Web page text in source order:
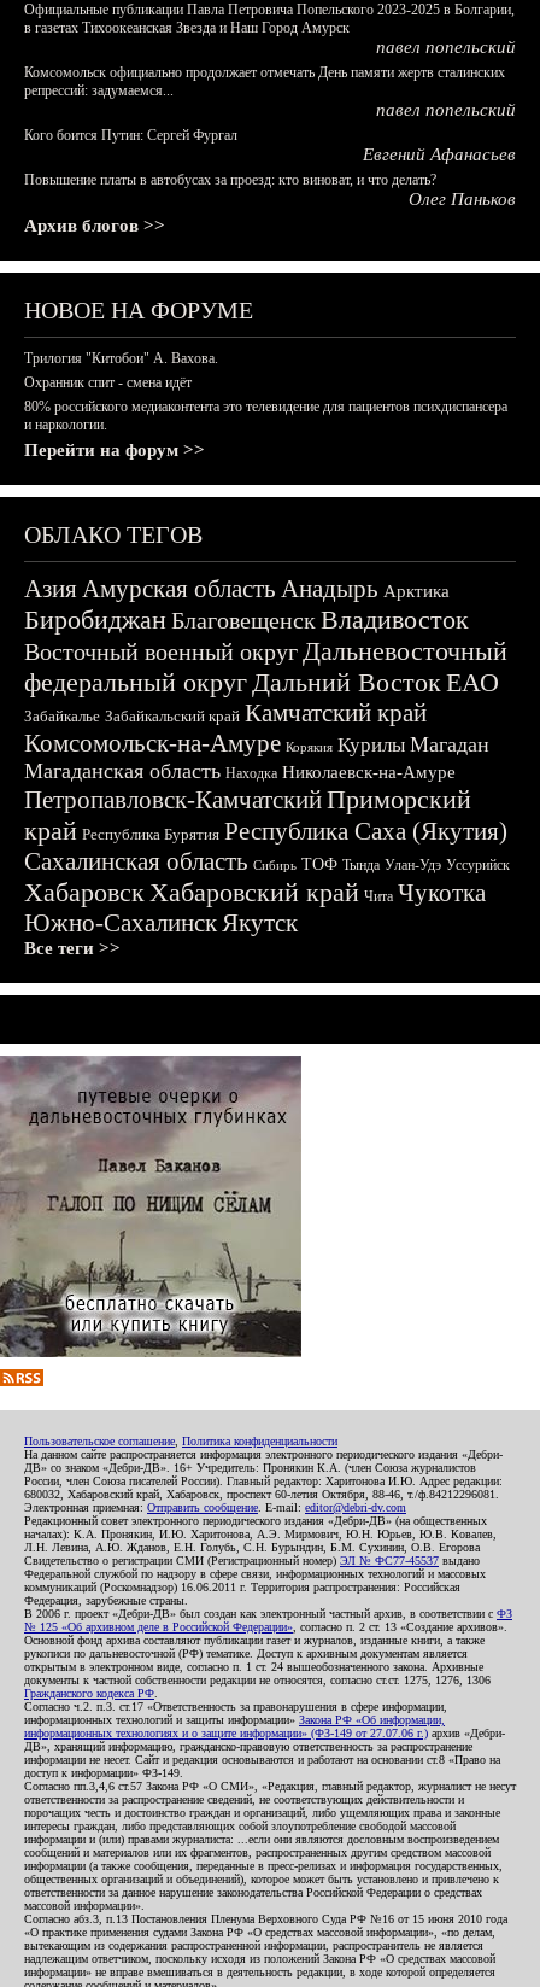
Официальные публикации Павла Петровича Попельского 2023-2025 в Болгарии,
в газетах Тихоокеанская Звезда и Наш Город Амурск
павел попельский
Комсомольск официально продолжает отмечать День памяти жертв сталинских
репрессий: задумаемся...
павел попельский
Кого боится Путин: Сергей Фургал
Евгений Афанасьев
Повышение платы в автобусах за проезд: кто виноват, и что делать?
Олег Паньков
Архив блогов >>
НОВОЕ НА ФОРУМЕ
Трилогия "Китобои" А. Вахова.
Охранник спит - смена идёт
80% российского медиаконтента это телевидение для пациентов психдиспансера
и наркологии.
Перейти на форум >>
ОБЛАКО ТЕГОВ
АзияАмурская область Анадырь Арктика
БиробиджанБлаговещенскВладивосток
Восточный военный округДальневосточный
федеральный округДальний ВостокЕАО
Забайкалье Забайкальский край Камчатский край
Комсомольск-на-Амуре Корякия Курилы Магадан
Магаданская область Находка Николаевск-на-Амуре
Петропавловск-КамчатскийПриморский
край Республика Бурятия Республика Саха (Якутия)
Сахалинская область Сибирь ТОФ Тында Улан-Удэ Уссурийск
ХабаровскХабаровский край Чита Чукотка
Южно-СахалинскЯкутск
Все теги >>
Пользовательское соглашение Политика конфиденциальности
На данном сайте распространяется информация электронного периодического издания «Дебри-
ДВ» со знаком «Дебри-ДВ». 16+ Учредитель: Пронякин К.А. (член Союза журналистов
России, член Союза писателей России). Главный редактор: Харитонова И.Ю. Адрес редакции:
680032, Хабаровский край, Хабаровск, проспект 60-летия Октября, 88-46, т./ф.84212296081.
Электронная приемная: Отправить сообщение . E-mail: editor@debri-dv.com
Редакционный совет электронного периодического издания «Дебри-ДВ» (на общественных
началах): К.А. Пронякин, И.Ю. Харитонова, А.Э. Мирмович, Ю.Н. Юрьев, Ю.В. Ковалев,
Л.Н. Левина, А.Ю. Жданов, Е.Н. Голубь, С.Н. Бурындин, Б.М. Сухинин, О.В. Егорова
Свидетельство о регистрации СМИ (Регистрационный номер) ЭЛ № ФС77-45537 выдано
Федеральной службой по надзору в сфере связи, информационных технологий и массовых
коммуникаций (Роскомнадзор) 16.06.2011 г. Территория распространения: Российская
Федерация, зарубежные страны.
В 2006 г. проект «Дебри-ДВ» был создан как электронный частный архив, в соответствии с ФЗ
№ 125 «Об архивном деле в Российской Федерации» , согласно п. 2 ст. 13 «Создание архивов».
Основной фонд архива составляют публикации газет и журналов, изданные книги, а также
рукописи по дальневосточной (РФ) тематике. Доступ к архивным документам является
открытым в электронном виде, согласно п. 1 ст. 24 вышеобозначенного закона. Архивные
документы к частной собственности редакции не относятся, согласно ст.ст. 1275, 1276, 1306
Гражданского кодекса РФ
Согласно ч.2. п.3. ст.17 «Ответственность за правонарушения в сфере информации,
информационных технологий и защиты информации» Закона РФ «Об информации,
информационных технологиях и о защите информации» (ФЗ-149 от 27.07.06 г.) архив «Дебри-
ДВ», хранящий информацию, гражданско-правовую ответственность за распространение
информации не несет. Сайт и редакция основываются и работают на основании ст.8 «Право на
доступ к информации» ФЗ-149.
Согласно пп.3,4,6 ст.57 Закона РФ «О СМИ», «Редакция, главный редактор, журналист не несут
ответственности за распространение сведений, не соответствующих действительности и
порочащих честь и достоинство граждан и организаций, либо ущемляющих права и законные
интересы граждан, либо представляющих собой злоупотребление свободой массовой
информации и (или) правами журналиста: ...если они являются дословным воспроизведением
сообщений и материалов или их фрагментов, распространенных другим средством массовой
информации (а также сообщения, переданные в пресс-релизах и информация государственных,
общественных организаций и объединений), которое может быть установлено и привлечено к
ответственности за данное нарушение законодательства Российской Федерации о средствах
массовой информации».
Согласно абз.3, п.13 Постановления Пленума Верховного Суда РФ №16 от 15 июня 2010 года
«О практике применения судами Закона РФ «О средствах массовой информации», «по делам,
вытекающим из содержания распространенной информации, распространитель не является
надлежащим ответчиком, поскольку исходя из положений Закона РФ «О средствах массовой
информации» не вправе вмешиваться в деятельность редакции, в ходе которой определяется